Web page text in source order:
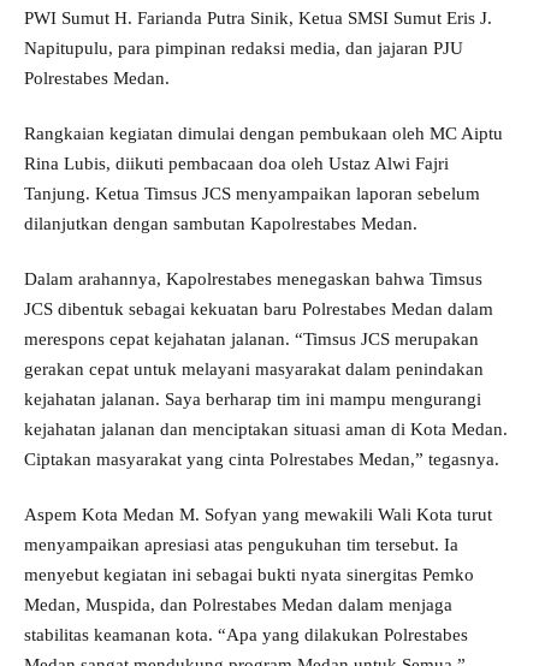
PWI Sumut H. Farianda Putra Sinik, Ketua SMSI Sumut Eris J.
Napitupulu, para pimpinan redaksi media, dan jajaran PJU
Polrestabes Medan.
Rangkaian kegiatan dimulai dengan pembukaan oleh MC Aiptu
Rina Lubis, diikuti pembacaan doa oleh Ustaz Alwi Fajri
Tanjung. Ketua Timsus JCS menyampaikan laporan sebelum
dilanjutkan dengan sambutan Kapolrestabes Medan.
Dalam arahannya, Kapolrestabes menegaskan bahwa Timsus
JCS dibentuk sebagai kekuatan baru Polrestabes Medan dalam
merespons cepat kejahatan jalanan. “Timsus JCS merupakan
gerakan cepat untuk melayani masyarakat dalam penindakan
kejahatan jalanan. Saya berharap tim ini mampu mengurangi
kejahatan jalanan dan menciptakan situasi aman di Kota Medan.
Ciptakan masyarakat yang cinta Polrestabes Medan,” tegasnya.
Aspem Kota Medan M. Sofyan yang mewakili Wali Kota turut
menyampaikan apresiasi atas pengukuhan tim tersebut. Ia
menyebut kegiatan ini sebagai bukti nyata sinergitas Pemko
Medan, Muspida, dan Polrestabes Medan dalam menjaga
stabilitas keamanan kota. “Apa yang dilakukan Polrestabes